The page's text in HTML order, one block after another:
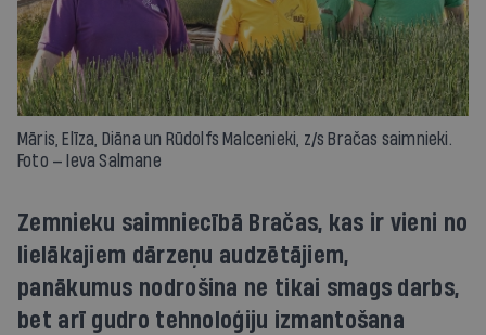
Māris, Elīza, Diāna un Rūdolfs Malcenieki, z/s Bračas saimnieki.
Foto — Ieva Salmane
Zemnieku saimniecībā Bračas, kas ir vieni no
lielākajiem dārzeņu audzētājiem,
panākumus nodrošina ne tikai smags darbs,
bet arī gudro tehnoloģiju izmantošana